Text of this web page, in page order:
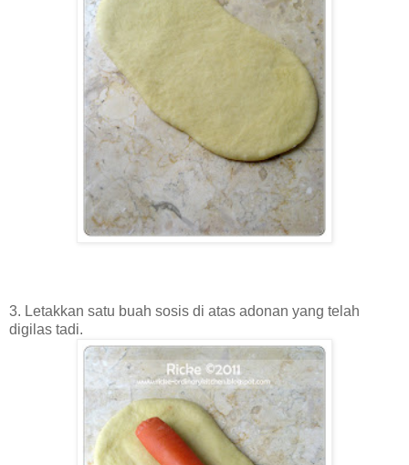
3. Letakkan satu buah sosis di atas adonan yang telah
digilas tadi.